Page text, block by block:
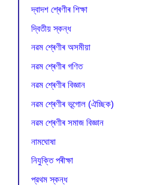
দ্বাদশ শ্ৰেণীৰ শিক্ষা
দ্বিতীয় স্কন্ধ
নৱম শ্ৰেণীৰ অসমীয়া
নৱম শ্ৰেণীৰ গণিত
নৱম শ্ৰেণীৰ বিজ্ঞান
নৱম শ্ৰেণীৰ ভূগোল (ঐচ্ছিক)
নৱম শ্ৰেণীৰ সমাজ বিজ্ঞান
নামঘোষা
নিযুক্তি পৰীক্ষা
প্রথম স্কন্ধ